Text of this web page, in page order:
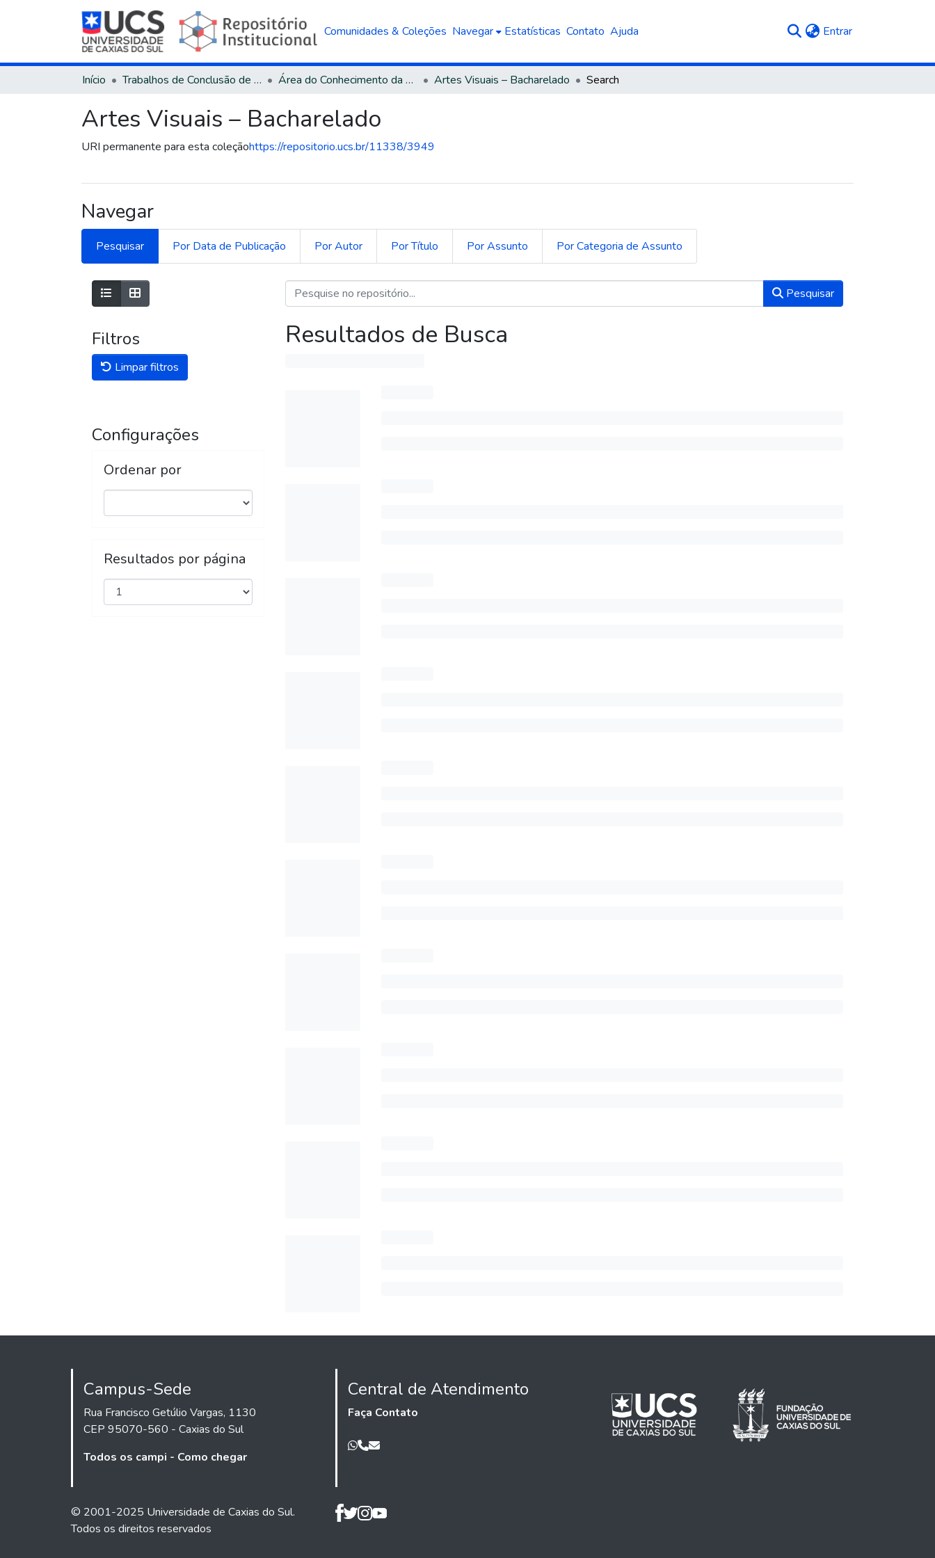
Comunidades & Coleções Navegar Estatísticas Contato Ajuda Entrar(current)
Início Trabalhos de Conclusão de Curso Área do Conhecimento da Linguística, Letras e Artes Artes Visuais – Bacharelado Search
Artes Visuais – Bacharelado
URI permanente para esta coleçãohttps://repositorio.ucs.br/11338/3949
Navegar
Pesquisar Por Data de Publicação Por Autor Por Título Por Assunto Por Categoria de Assunto
Filtros
Limpar filtros
Configurações
Ordenar por
Resultados por página
Pesquisar
Resultados de Busca
Campus-Sede
Rua Francisco Getúlio Vargas, 1130
CEP 95070-560 - Caxias do Sul
Todos os campi - Como chegar
Central de Atendimento
Faça Contato
© 2001-2025 Universidade de Caxias do Sul.
Todos os direitos reservados